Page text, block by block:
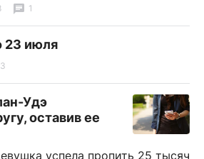
1
23 июля
Удэ
оставив ее
успела пропить 25 тысяч